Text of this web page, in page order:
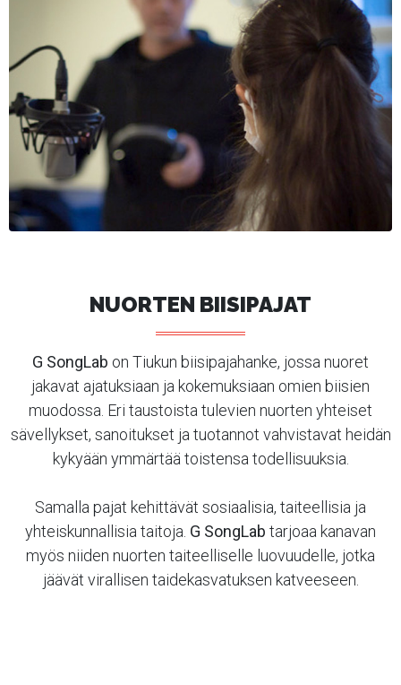
NUORTEN BIISIPAJAT
G SongLab on Tiukun biisipajahanke, jossa nuoret
jakavat ajatuksiaan ja kokemuksiaan omien biisien
muodossa. Eri taustoista tulevien nuorten yhteiset
sävellykset, sanoitukset ja tuotannot vahvistavat heidän
kykyään ymmärtää toistensa todellisuuksia.
Samalla pajat kehittävät sosiaalisia, taiteellisia ja
yhteiskunnallisia taitoja. G SongLab tarjoaa kanavan
myös niiden nuorten taiteelliselle luovuudelle, jotka
jäävät virallisen taidekasvatuksen katveeseen.